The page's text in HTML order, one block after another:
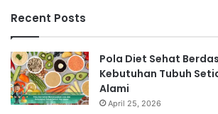
Recent Posts
Pola Diet Sehat
Kebutuhan Tubuh
Alami
April 25, 2026